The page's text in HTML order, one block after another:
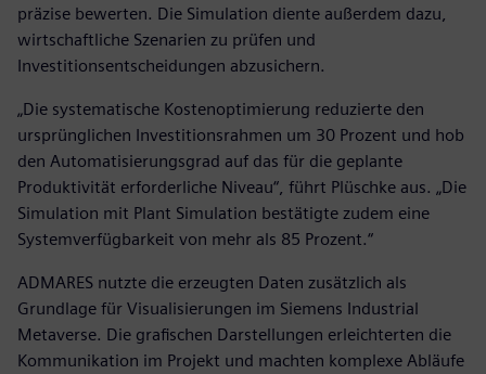
präzise bewerten. Die Simulation diente außerdem dazu,
wirtschaftliche Szenarien zu prüfen und
Investitionsentscheidungen abzusichern.
„Die systematische Kostenoptimierung reduzierte den
ursprünglichen Investitionsrahmen um 30 Prozent und hob
den Automatisierungsgrad auf das für die geplante
Produktivität erforderliche Niveau“, führt Plüschke aus. „Die
Simulation mit Plant Simulation bestätigte zudem eine
Systemverfügbarkeit von mehr als 85 Prozent.“
ADMARES nutzte die erzeugten Daten zusätzlich als
Grundlage für Visualisierungen im Siemens Industrial
Metaverse. Die grafischen Darstellungen erleichterten die
Kommunikation im Projekt und machten komplexe Abläufe